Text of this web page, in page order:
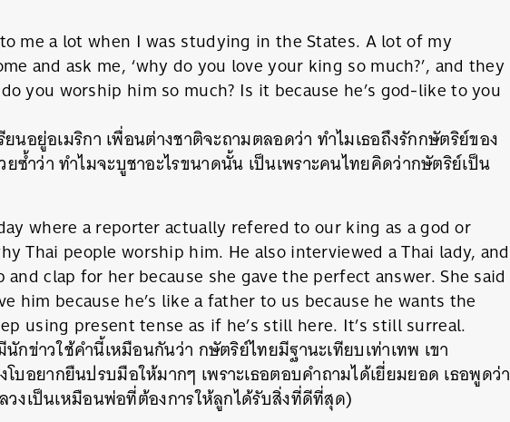
me a lot when I was studying in the States. A lot of my
and ask me, ‘why do you love your king so much?’, and they
you worship him so much? Is it because he’s god-like to you
ยนอยู่อเมริกา เพื่อนต่างชาติจะถามตลอดว่า ทำไมเธอถึงรักกษัตริย์ของ
ยซ้ำว่า ทำไมจะบูชาอะไรขนาดนั้น เป็นเพราะคนไทยคิดว่ากษัตริย์เป็น
where a reporter actually refered to our king as a god or
Thai people worship him. He also interviewed a Thai lady, and
clap for her because she gave the perfect answer. She said
him because he’s like a father to us because he wants the
using present tense as if he’s still here. It’s still surreal.
กข่าวใช้คำนี้เหมือนกันว่า กษัตริย์ไทยมีฐานะเทียบเท่าเทพ เขา
อยากยืนปรบมือให้มากๆ เพราะเธอตอบคำถามได้เยี่ยมยอด เธอพูดว่า
วงเป็นเหมือนพ่อที่ต้องการให้ลูกได้รับสิ่งที่ดีที่สุด)